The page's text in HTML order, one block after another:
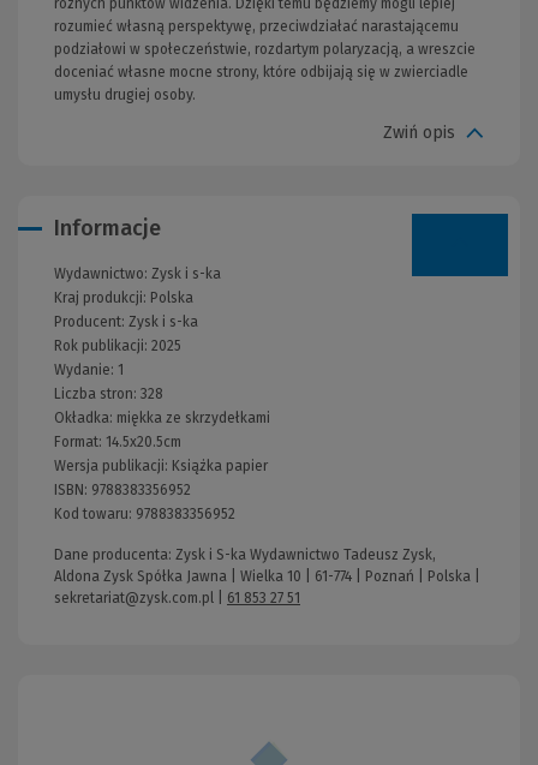
różnych punktów widzenia. Dzięki temu będziemy mogli lepiej
rozumieć własną perspektywę, przeciwdziałać narastającemu
podziałowi w społeczeństwie, rozdartym polaryzacją, a wreszcie
doceniać własne mocne strony, które odbijają się w zwierciadle
umysłu drugiej osoby.
Zwiń opis
Informacje
Wydawnictwo: Zysk i s-ka
Kraj produkcji: Polska
Producent: Zysk i s-ka
Rok publikacji: 2025
Wydanie: 1
Liczba stron: 328
Okładka: miękka ze skrzydełkami
Format: 14.5x20.5cm
Wersja publikacji: Książka papier
ISBN: 9788383356952
Kod towaru: 9788383356952
Dane producenta: Zysk i S-ka Wydawnictwo Tadeusz Zysk,
Aldona Zysk Spółka Jawna | Wielka 10 | 61-774 | Poznań | Polska |
sekretariat@zysk.com.pl
61 853 27 51